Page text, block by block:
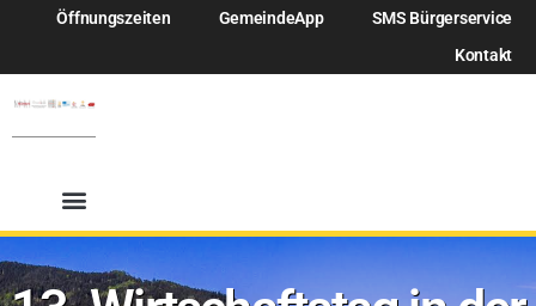
Öffnungszeiten GemeindeApp
SMS Bürgerservice
Kontakt